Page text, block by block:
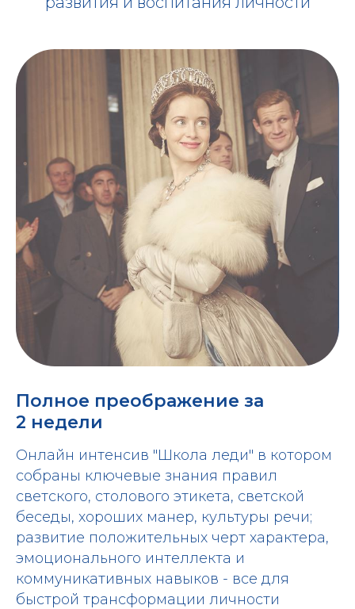
Полное преображение за
2 недели
Онлайн интенсив "Школа леди" в котором
собраны ключевые знания правил
светского, столового этикета, светской
беседы, хороших манер, культуры речи;
развитие положительных черт характера,
эмоционального интеллекта и
коммуникативных навыков - все для
быстрой трансформации личности